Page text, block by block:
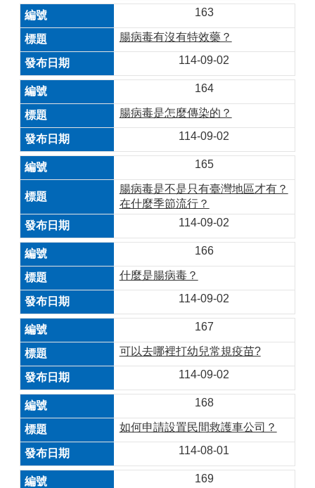
163
腸病毒有沒有特效藥？
114-09-02
164
腸病毒是怎麼傳染的？
114-09-02
165
腸病毒是不是只有臺灣地區才有？
在什麼季節流行？
114-09-02
166
什麼是腸病毒？
114-09-02
167
可以去哪裡打幼兒常規疫苗?
114-09-02
168
如何申請設置民間救護車公司？
114-08-01
169